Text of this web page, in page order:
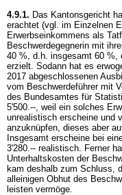
4.9.1. Das Kantonsgericht
erachtet (vgl. im Einzelnen
Erwerbseinkommens als
Beschwerdegegnerin mit
40 %, d.h. insgesamt 60 %,
erzielt. Sodann hat es
2017 abgeschlossenen
vom Beschwerdeführer mit
des Bundesamtes für
5'500.--, weil ein solches
unrealistisch erscheine und
anzuknüpfen, dieses aber
Insgesamt erscheine bei
3'280.-- realistisch. Ferner
Unterhaltskosten der
kam deshalb zum Schluss,
alleinigen Obhut des
leisten vermöge.